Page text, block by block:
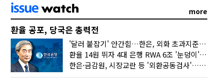
more
환율 공포, 당국은 총력전
'달러 붙잡기' 안간힘…한은, 외화 초과지준에 이자 6개월 더
환율 14원 뛰자 4대 은행 RWA 6조 '눈덩이'…2배 뛴 2분기는?
한은·금감원, 시장교란 등 '외환공동검사'…환율 급등 전방위 대응